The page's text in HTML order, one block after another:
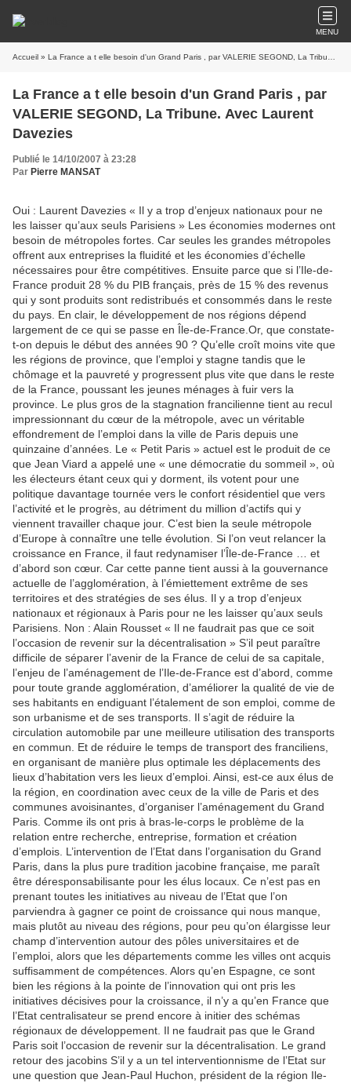
MENU
Accueil » La France a t elle besoin d'un Grand Paris , par VALERIE SEGOND, La Tribune. Avec Laurent Davezies
La France a t elle besoin d'un Grand Paris , par
VALERIE SEGOND, La Tribune. Avec Laurent
Davezies
Publié le 14/10/2007 à 23:28
Par Pierre MANSAT
Oui : Laurent Davezies « Il y a trop d’enjeux nationaux pour ne
les laisser qu’aux seuls Parisiens » Les économies modernes ont
besoin de métropoles fortes. Car seules les grandes métropoles
offrent aux entreprises la fluidité et les économies d’échelle
nécessaires pour être compétitives. Ensuite parce que si l’Ile-de-
France produit 28 % du PIB français, près de 15 % des revenus
qui y sont produits sont redistribués et consommés dans le reste
du pays. En clair, le développement de nos régions dépend
largement de ce qui se passe en Île-de-France.Or, que constate-
t-on depuis le début des années 90 ? Qu’elle croît moins vite que
les régions de province, que l’emploi y stagne tandis que le
chômage et la pauvreté y progressent plus vite que dans le reste
de la France, poussant les jeunes ménages à fuir vers la
province. Le plus gros de la stagnation francilienne tient au recul
impressionnant du cœur de la métropole, avec un véritable
effondrement de l’emploi dans la ville de Paris depuis une
quinzaine d’années. Le « Petit Paris » actuel est le produit de ce
que Jean Viard a appelé une « une démocratie du sommeil », où
les électeurs étant ceux qui y dorment, ils votent pour une
politique davantage tournée vers le confort résidentiel que vers
l’activité et le progrès, au détriment du million d’actifs qui y
viennent travailler chaque jour. C’est bien la seule métropole
d’Europe à connaître une telle évolution. Si l’on veut relancer la
croissance en France, il faut redynamiser l’Île-de-France … et
d’abord son cœur. Car cette panne tient aussi à la gouvernance
actuelle de l’agglomération, à l’émiettement extrême de ses
territoires et des stratégies de ses élus. Il y a trop d’enjeux
nationaux et régionaux à Paris pour ne les laisser qu’aux seuls
Parisiens. Non : Alain Rousset « Il ne faudrait pas que ce soit
l’occasion de revenir sur la décentralisation » S’il peut paraître
difficile de séparer l’avenir de la France de celui de sa capitale,
l’enjeu de l’aménagement de l’Ile-de-France est d’abord, comme
pour toute grande agglomération, d’améliorer la qualité de vie de
ses habitants en endiguant l’étalement de son emploi, comme de
son urbanisme et de ses transports. Il s’agit de réduire la
circulation automobile par une meilleure utilisation des transports
en commun. Et de réduire le temps de transport des franciliens,
en organisant de manière plus optimale les déplacements des
lieux d’habitation vers les lieux d’emploi. Ainsi, est-ce aux élus de
la région, en coordination avec ceux de la ville de Paris et des
communes avoisinantes, d’organiser l’aménagement du Grand
Paris. Comme ils ont pris à bras-le-corps le problème de la
relation entre recherche, entreprise, formation et création
d’emplois. L’intervention de l’Etat dans l’organisation du Grand
Paris, dans la plus pure tradition jacobine française, me paraît
être déresponsabilisante pour les élus locaux. Ce n’est pas en
prenant toutes les initiatives au niveau de l’Etat que l’on
parviendra à gagner ce point de croissance qui nous manque,
mais plutôt au niveau des régions, pour peu qu’on élargisse leur
champ d’intervention autour des pôles universitaires et de
l’emploi, alors que les départements comme les villes ont acquis
suffisamment de compétences. Alors qu’en Espagne, ce sont
bien les régions à la pointe de l’innovation qui ont pris les
initiatives décisives pour la croissance, il n’y a qu’en France que
l’Etat centralisateur se prend encore à initier des schémas
régionaux de développement. Il ne faudrait pas que le Grand
Paris soit l’occasion de revenir sur la décentralisation. Le grand
retour des jacobins S’il y a un tel interventionnisme de l’Etat sur
une question que Jean-Paul Huchon, président de la région Ile-